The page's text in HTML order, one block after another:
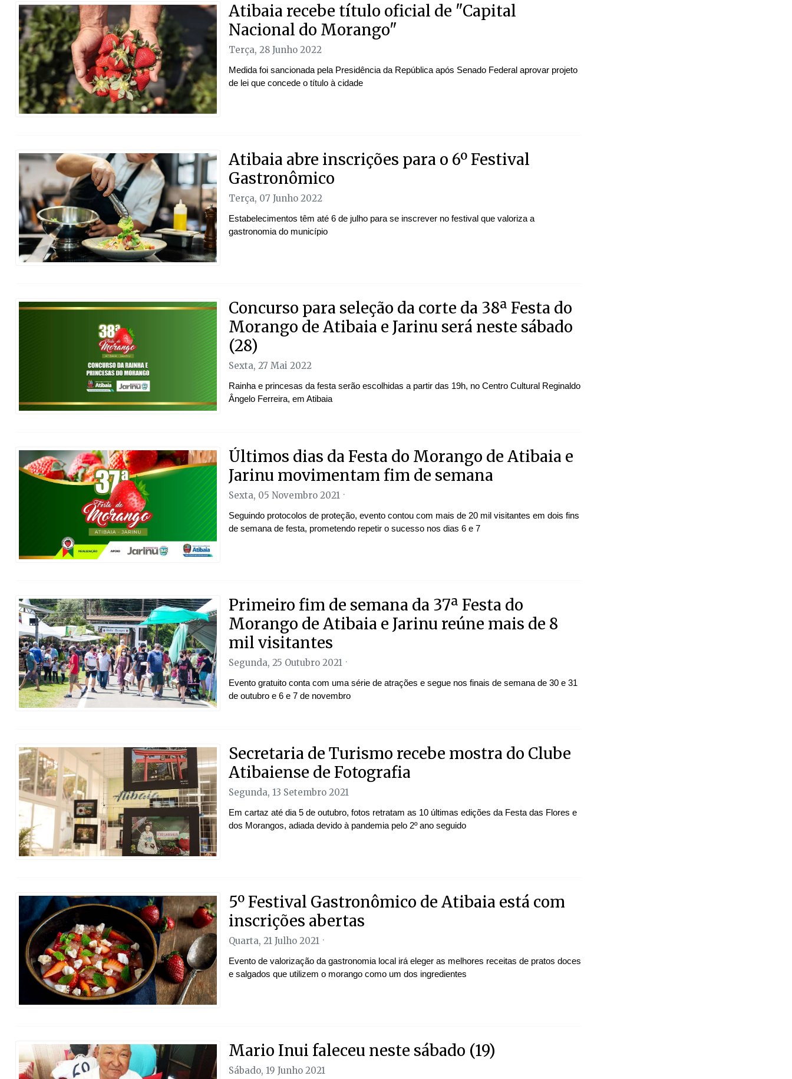
Atibaia recebe título oficial de "Capital
Nacional do Morango"
Terça, 28 Junho 2022
Medida foi sancionada pela Presidência da República após Senado Federal aprovar projeto
de lei que concede o título à cidade
Atibaia abre inscrições para o 6º Festival
Gastronômico
Terça, 07 Junho 2022
Estabelecimentos têm até 6 de julho para se inscrever no festival que valoriza a
gastronomia do município
Concurso para seleção da corte da 38ª Festa do
Morango de Atibaia e Jarinu será neste sábado
(28)
Sexta, 27 Mai 2022
Rainha e princesas da festa serão escolhidas a partir das 19h, no Centro Cultural Reginaldo
Ângelo Ferreira, em Atibaia
Últimos dias da Festa do Morango de Atibaia e
Jarinu movimentam fim de semana
Sexta, 05 Novembro 2021
Seguindo protocolos de proteção, evento contou com mais de 20 mil visitantes em dois fins
de semana de festa, prometendo repetir o sucesso nos dias 6 e 7
Primeiro fim de semana da 37ª Festa do
Morango de Atibaia e Jarinu reúne mais de 8
mil visitantes
Segunda, 25 Outubro 2021
Evento gratuito conta com uma série de atrações e segue nos finais de semana de 30 e 31
de outubro e 6 e 7 de novembro
Secretaria de Turismo recebe mostra do Clube
Atibaiense de Fotografia
Segunda, 13 Setembro 2021
Em cartaz até dia 5 de outubro, fotos retratam as 10 últimas edições da Festa das Flores e
dos Morangos, adiada devido à pandemia pelo 2º ano seguido
5º Festival Gastronômico de Atibaia está com
inscrições abertas
Quarta, 21 Julho 2021
Evento de valorização da gastronomia local irá eleger as melhores receitas de pratos doces
e salgados que utilizem o morango como um dos ingredientes
Mario Inui faleceu neste sábado (19)
Sábado, 19 Junho 2021